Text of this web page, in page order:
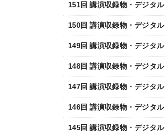
151回 講演収録物・デジタル
150回 講演収録物・デジタル
149回 講演収録物・デジタル
148回 講演収録物・デジタル
147回 講演収録物・デジタル
146回 講演収録物・デジタル
145回 講演収録物・デジタル